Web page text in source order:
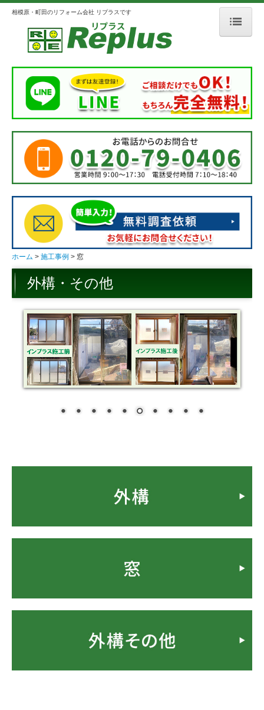
ホーム
会社案内
選ばれる理由
3つのこだわり
メディア掲載
人柄のよいスタッフ紹介
施工事例
外壁・屋根
浴室・洗面
トイレ
キッチン
内装
外構・その他
お客様の声・笑顔アルバム
相模原・町田のリフォーム会社 リプラスです
ホーム 施工事例 窓
外構・その他